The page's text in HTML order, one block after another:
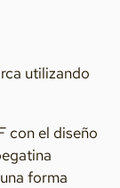
utilizando
con el diseño
forma